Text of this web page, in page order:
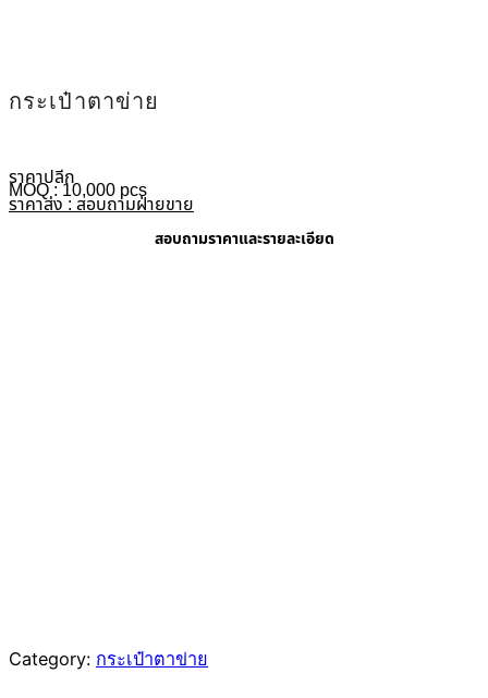
กระเป๋าตาข่าย
ราคาปลีก
MOQ : 10,000 pcs
ราคาส่ง : สอบถามฝ่ายขาย
สอบถามราคาและรายละเอียด
Category: กระเป๋าตาข่าย